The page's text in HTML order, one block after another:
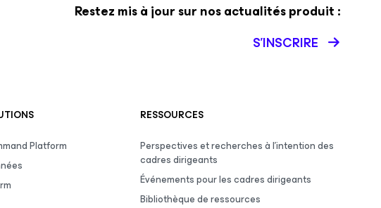
Restez mis à jour sur nos actualités produit :
S’INSCRIRE
Platform
RESSOURCES
Perspectives et recherches à l’intention des
cadres dirigeants
Événements pour les cadres dirigeants
Bibliothèque de ressources